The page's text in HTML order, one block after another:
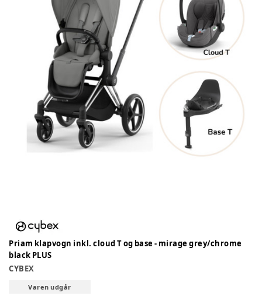
Priam klapvogn inkl. cloud T og base - mirage grey/chrome
black PLUS
CYBEX
Varen udgår